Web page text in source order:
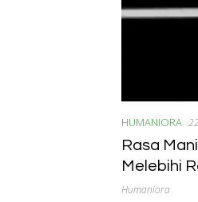
HUMANIORA
Rasa
Melebihi
Humaniora